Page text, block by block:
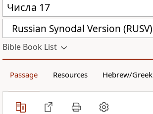
Russian Synodal Version (RUSV)
Bible Book List
Passage Resources Hebrew/Greek